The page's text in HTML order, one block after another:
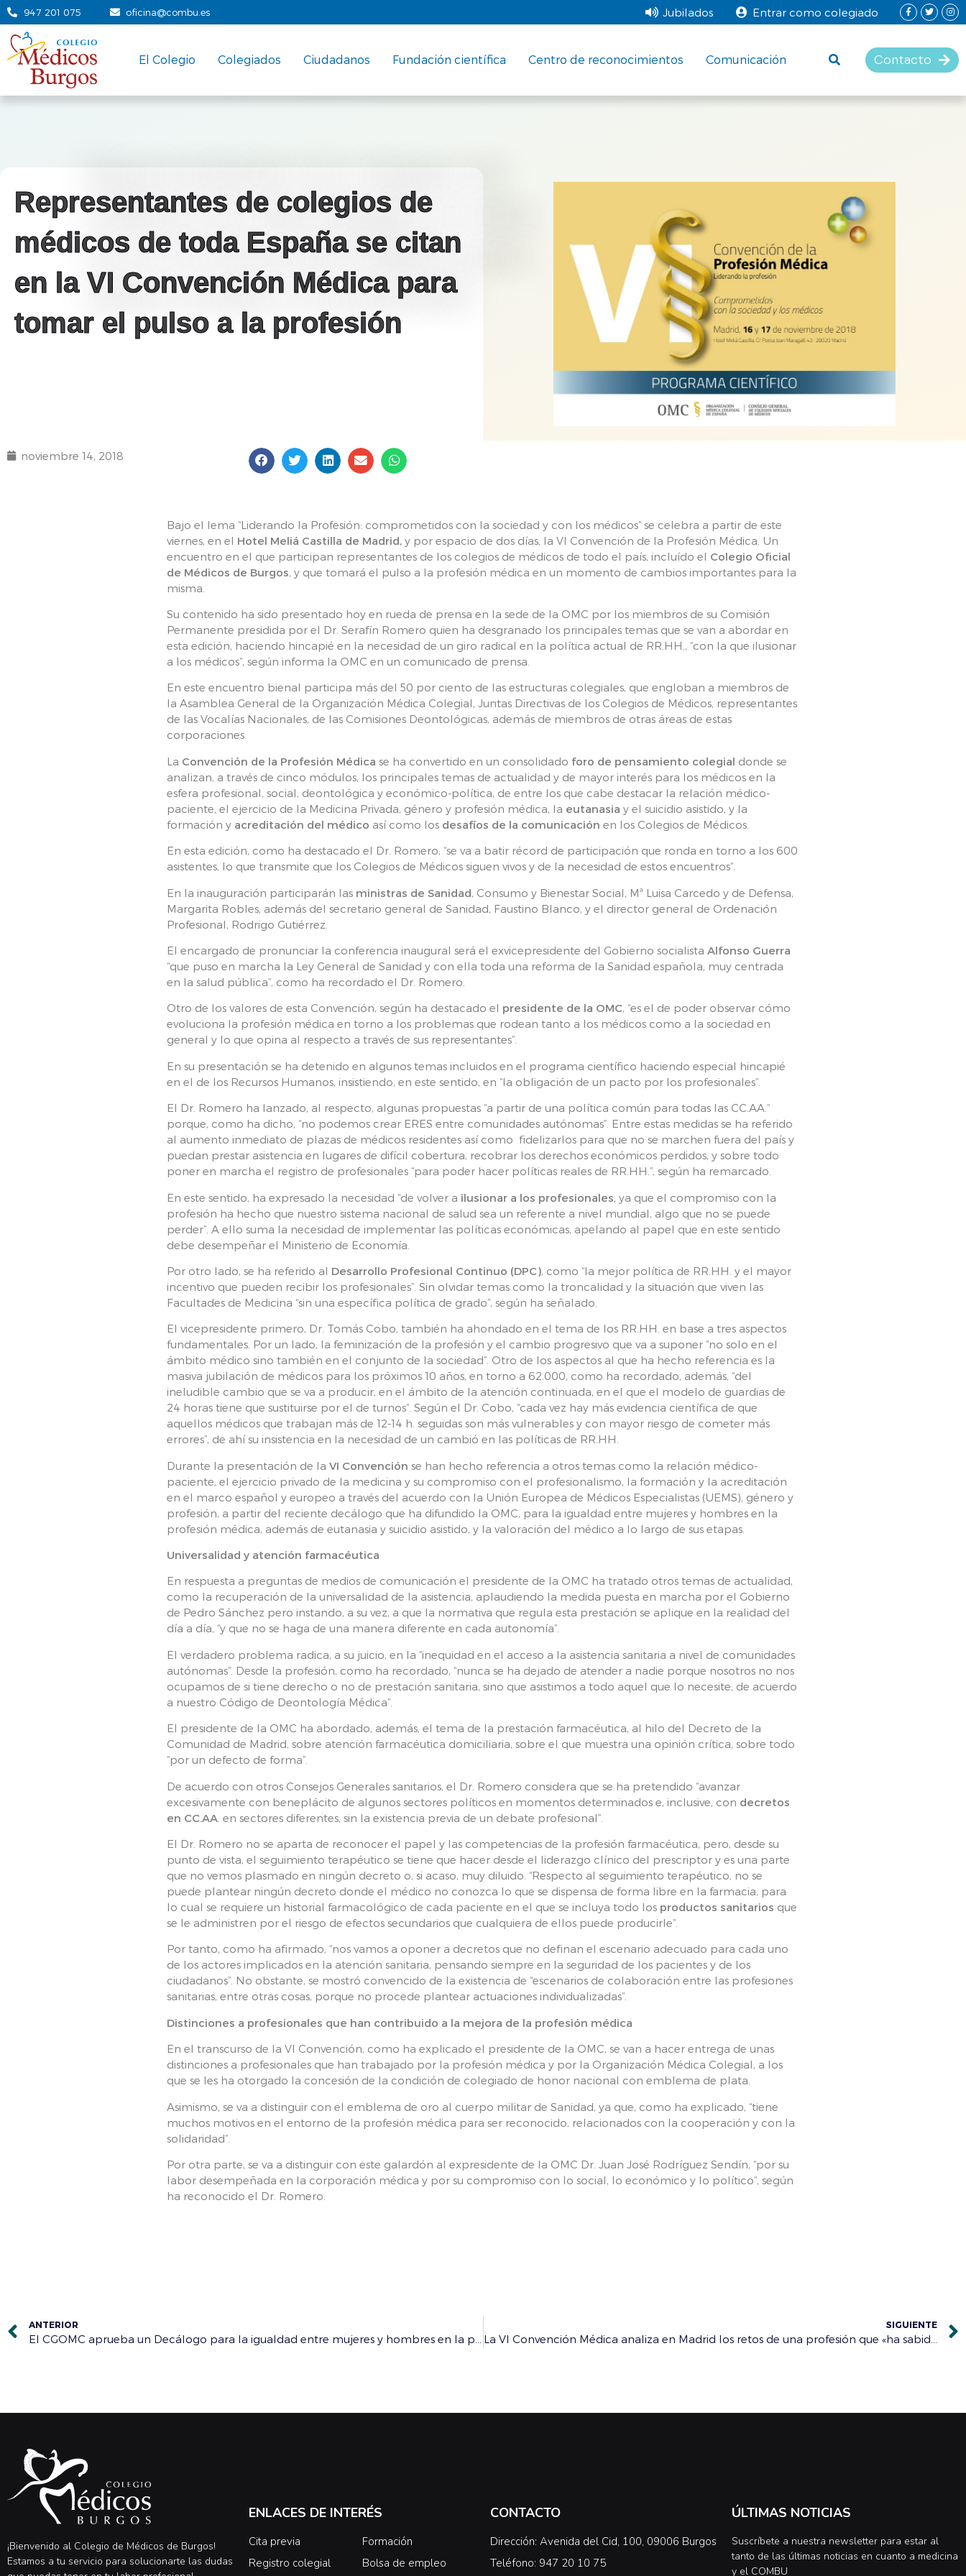
947 201 075 oficina@combu.es Jubilados Entrar como colegiado
El Colegio Colegiados Ciudadanos Fundación científica Centro de reconocimientos Comunicación Contacto
Representantes de colegios de
médicos de toda España se citan
en la VI Convención Médica para
tomar el pulso a la profesión
noviembre 14, 2018
Bajo el lema “Liderando la Profesión: comprometidos con la sociedad y con los médicos” se celebra a partir de este
viernes, en el Hotel Meliá Castilla de Madrid, y por espacio de dos días, la VI Convención de la Profesión Médica. Un
encuentro en el que participan representantes de los colegios de médicos de todo el país, incluído el Colegio Oficial
de Médicos de Burgos, y que tomará el pulso a la profesión médica en un momento de cambios importantes para la
misma.
Su contenido ha sido presentado hoy en rueda de prensa en la sede de la OMC por los miembros de su Comisión
Permanente presidida por el Dr. Serafín Romero quien ha desgranado los principales temas que se van a abordar en
esta edición, haciendo hincapié en la necesidad de un giro radical en la política actual de RR.HH., “con la que ilusionar
a los médicos”, según informa la OMC en un comunicado de prensa.
En este encuentro bienal participa más del 50 por ciento de las estructuras colegiales, que engloban a miembros de
la Asamblea General de la Organización Médica Colegial, Juntas Directivas de los Colegios de Médicos, representantes
de las Vocalías Nacionales, de las Comisiones Deontológicas, además de miembros de otras áreas de estas
corporaciones.
La Convención de la Profesión Médica se ha convertido en un consolidado foro de pensamiento colegial donde se
analizan, a través de cinco módulos, los principales temas de actualidad y de mayor interés para los médicos en la
esfera profesional, social, deontológica y económico-política, de entre los que cabe destacar la relación médico-
paciente, el ejercicio de la Medicina Privada, género y profesión médica, la eutanasia y el suicidio asistido, y la
formación y acreditación del médico así como los desafíos de la comunicación en los Colegios de Médicos.
En esta edición, como ha destacado el Dr. Romero, “se va a batir récord de participación que ronda en torno a los 600
asistentes, lo que transmite que los Colegios de Médicos siguen vivos y de la necesidad de estos encuentros”.
En la inauguración participarán las ministras de Sanidad , Consumo y Bienestar Social, Mª Luisa Carcedo y de Defensa,
Margarita Robles, además del secretario general de Sanidad, Faustino Blanco, y el director general de Ordenación
Profesional, Rodrigo Gutiérrez.
El encargado de pronunciar la conferencia inaugural será el exvicepresidente del Gobierno socialista Alfonso Guerra
“que puso en marcha la Ley General de Sanidad y con ella toda una reforma de la Sanidad española, muy centrada
en la salud pública”, como ha recordado el Dr. Romero.
Otro de los valores de esta Convención, según ha destacado el presidente de la OMC, “es el de poder observar cómo
evoluciona la profesión médica en torno a los problemas que rodean tanto a los médicos como a la sociedad en
general y lo que opina al respecto a través de sus representantes”.
En su presentación se ha detenido en algunos temas incluidos en el programa científico haciendo especial hincapié
en el de los Recursos Humanos, insistiendo, en este sentido, en “la obligación de un pacto por los profesionales”.
El Dr. Romero ha lanzado, al respecto, algunas propuestas “a partir de una política común para todas las CC.AA.”
porque, como ha dicho, “no podemos crear ERES entre comunidades autónomas”. Entre estas medidas se ha referido
al aumento inmediato de plazas de médicos residentes así como fidelizarlos para que no se marchen fuera del país y
puedan prestar asistencia en lugares de difícil cobertura, recobrar los derechos económicos perdidos, y sobre todo
poner en marcha el registro de profesionales “para poder hacer políticas reales de RR.HH.”, según ha remarcado.
En este sentido, ha expresado la necesidad “de volver a ilusionar a los profesionales , ya que el compromiso con la
profesión ha hecho que nuestro sistema nacional de salud sea un referente a nivel mundial, algo que no se puede
perder”. A ello suma la necesidad de implementar las políticas económicas, apelando al papel que en este sentido
debe desempeñar el Ministerio de Economía.
Por otro lado, se ha referido al Desarrollo Profesional Continuo (DPC), como “la mejor política de RR.HH. y el mayor
incentivo que pueden recibir los profesionales”. Sin olvidar temas como la troncalidad y la situación que viven las
Facultades de Medicina “sin una específica política de grado”, según ha señalado.
El vicepresidente primero, Dr. Tomás Cobo, también ha ahondado en el tema de los RR.HH. en base a tres aspectos
fundamentales. Por un lado, la feminización de la profesión y el cambio progresivo que va a suponer “no solo en el
ámbito médico sino también en el conjunto de la sociedad”. Otro de los aspectos al que ha hecho referencia es la
masiva jubilación de médicos para los próximos 10 años, en torno a 62.000, como ha recordado, además, “del
ineludible cambio que se va a producir, en el ámbito de la atención continuada, en el que el modelo de guardias de
24 horas tiene que sustituirse por el de turnos”. Según el Dr. Cobo, “cada vez hay más evidencia científica de que
aquellos médicos que trabajan más de 12-14 h. seguidas son más vulnerables y con mayor riesgo de cometer más
errores”, de ahí su insistencia en la necesidad de un cambió en las políticas de RR.HH.
Durante la presentación de la VI Convención se han hecho referencia a otros temas como la relación médico-
paciente, el ejercicio privado de la medicina y su compromiso con el profesionalismo, la formación y la acreditación
en el marco español y europeo a través del acuerdo con la Unión Europea de Médicos Especialistas (UEMS), género y
profesión, a partir del reciente decálogo que ha difundido la OMC, para la igualdad entre mujeres y hombres en la
profesión médica, además de eutanasia y suicidio asistido, y la valoración del médico a lo largo de sus etapas.
Universalidad y atención farmacéutica
En respuesta a preguntas de medios de comunicación el presidente de la OMC ha tratado otros temas de actualidad,
como la recuperación de la universalidad de la asistencia, aplaudiendo la medida puesta en marcha por el Gobierno
de Pedro Sánchez pero instando, a su vez, a que la normativa que regula esta prestación se aplique en la realidad del
día a día, “y que no se haga de una manera diferente en cada autonomía”.
El verdadero problema radica, a su juicio, en la “inequidad en el acceso a la asistencia sanitaria a nivel de comunidades
autónomas”. Desde la profesión, como ha recordado, “nunca se ha dejado de atender a nadie porque nosotros no nos
ocupamos de si tiene derecho o no de prestación sanitaria, sino que asistimos a todo aquel que lo necesite, de acuerdo
a nuestro Código de Deontología Médica”.
El presidente de la OMC ha abordado, además, el tema de la prestación farmacéutica, al hilo del Decreto de la
Comunidad de Madrid, sobre atención farmacéutica domiciliaria, sobre el que muestra una opinión crítica, sobre todo
“por un defecto de forma”.
De acuerdo con otros Consejos Generales sanitarios, el Dr. Romero considera que se ha pretendido “avanzar
excesivamente con beneplácito de algunos sectores políticos en momentos determinados e, inclusive, con decretos
en CC.AA . en sectores diferentes, sin la existencia previa de un debate profesional”.
El Dr. Romero no se aparta de reconocer el papel y las competencias de la profesión farmacéutica, pero, desde su
punto de vista, el seguimiento terapéutico se tiene que hacer desde el liderazgo clínico del prescriptor y es una parte
que no vemos plasmado en ningún decreto o, si acaso, muy diluido. “Respecto al seguimiento terapéutico, no se
puede plantear ningún decreto donde el médico no conozca lo que se dispensa de forma libre en la farmacia, para
lo cual se requiere un historial farmacológico de cada paciente en el que se incluya todo los productos sanitarios que
se le administren por el riesgo de efectos secundarios que cualquiera de ellos puede producirle”.
Por tanto, como ha afirmado, “nos vamos a oponer a decretos que no definan el escenario adecuado para cada uno
de los actores implicados en la atención sanitaria, pensando siempre en la seguridad de los pacientes y de los
ciudadanos”. No obstante, se mostró convencido de la existencia de “escenarios de colaboración entre las profesiones
sanitarias, entre otras cosas, porque no procede plantear actuaciones individualizadas”.
Distinciones a profesionales que han contribuido a la mejora de la profesión médica
En el transcurso de la VI Convención, como ha explicado el presidente de la OMC, se van a hacer entrega de unas
distinciones a profesionales que han trabajado por la profesión médica y por la Organización Médica Colegial, a los
que se les ha otorgado la concesión de la condición de colegiado de honor nacional con emblema de plata.
Asimismo, se va a distinguir con el emblema de oro al cuerpo militar de Sanidad, ya que, como ha explicado, “tiene
muchos motivos en el entorno de la profesión médica para ser reconocido, relacionados con la cooperación y con la
solidaridad”.
Por otra parte, se va a distinguir con este galardón al expresidente de la OMC Dr. Juan José Rodríguez Sendín, “por su
labor desempeñada en la corporación médica y por su compromiso con lo social, lo económico y lo político”, según
ha reconocido el Dr. Romero.
ANTERIOR SIGUIENTE
¡Bienvenido al Colegio de Médicos de Burgos!
Estamos a tu servicio para solucionarte las dudas
ENLACES DE INTERÉS
Cita previa
Registro colegial
Formación
Bolsa de empleo
CONTACTO
Dirección: Avenida del Cid, 100, 09006 Burgos
Teléfono: 947 20 10 75
ÚLTIMAS NOTICIAS
Suscríbete a nuestra newsletter para estar al
tanto de las últimas noticias en cuanto a medicina
y el COMBU